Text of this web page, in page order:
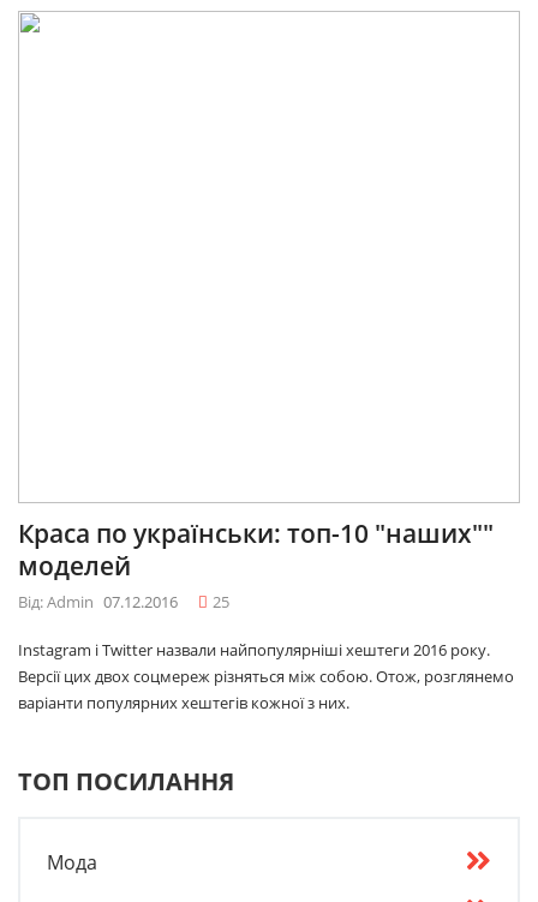
Краса по українськи: топ-10 "наших""
моделей
Від: Admin 07.12.2016 25
Instagram і Twitter назвали найпопулярніші хештеги 2016 року.
Версії цих двох соцмереж різняться між собою. Отож, розглянемо
варіанти популярних хештегів кожної з них.
ТОП ПОСИЛАННЯ
Мода